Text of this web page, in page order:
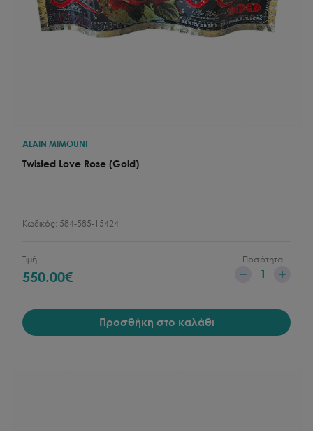
ALAIN MIMOUNI
Twisted Love Rose (Gold)
Κωδικός: 584-585-15424
Τιμή
550.00€
Ποσότητα
1
Προσθήκη στο καλάθι